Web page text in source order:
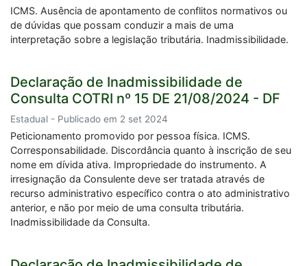
ICMS. Ausência de apontamento de conflitos normativos ou
de dúvidas que possam conduzir a mais de uma
interpretação sobre a legislação tributária. Inadmissibilidade.
Declaração de Inadmissibilidade de
Consulta COTRI nº 15 DE 21/08/2024 - DF
Estadual - Publicado em 2 set 2024
Peticionamento promovido por pessoa física. ICMS.
Corresponsabilidade. Discordância quanto à inscrição de seu
nome em dívida ativa. Impropriedade do instrumento. A
irresignação da Consulente deve ser tratada através de
recurso administrativo específico contra o ato administrativo
anterior, e não por meio de uma consulta tributária.
Inadmissibilidade da Consulta.